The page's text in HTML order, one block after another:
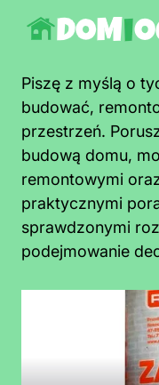
Piszę z myślą o
budować,
przestrzeń.
budową domu,
remontowymi
praktycznymi
sprawdzonymi
podejmowanie